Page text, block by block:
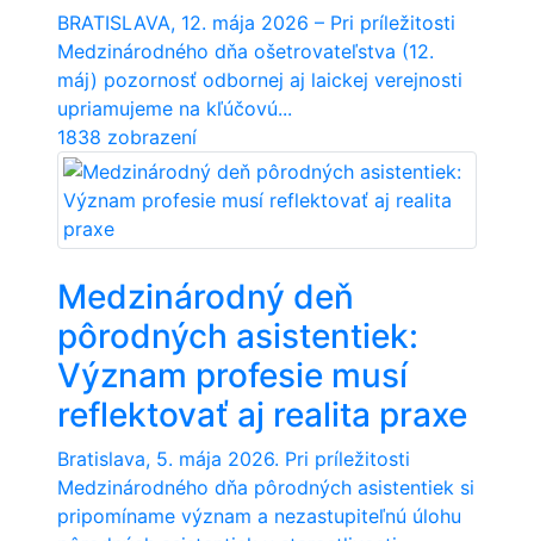
BRATISLAVA, 12. mája 2026 – Pri príležitosti
Medzinárodného dňa ošetrovateľstva (12.
máj) pozornosť odbornej aj laickej verejnosti
upriamujeme na kľúčovú...
1838 zobrazení
Medzinárodný deň
pôrodných asistentiek:
Význam profesie musí
reflektovať aj realita praxe
Bratislava, 5. mája 2026. Pri príležitosti
Medzinárodného dňa pôrodných asistentiek si
pripomíname význam a nezastupiteľnú úlohu